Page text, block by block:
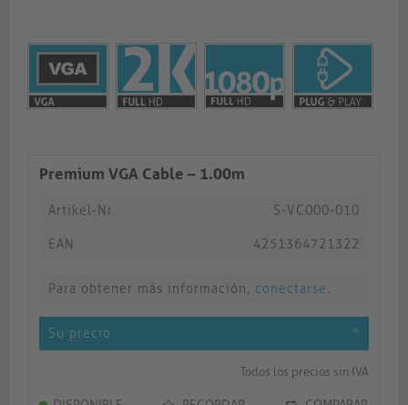
Premium VGA Cable – 1.00m
Artikel-Nr. S-VC000-010
EAN 4251364721322
Para obtener más información, conectarse.
Su precio *
Todos los precios sin IVA